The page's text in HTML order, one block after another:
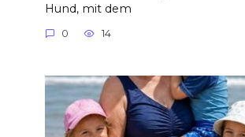
Hund, mit dem
0 14